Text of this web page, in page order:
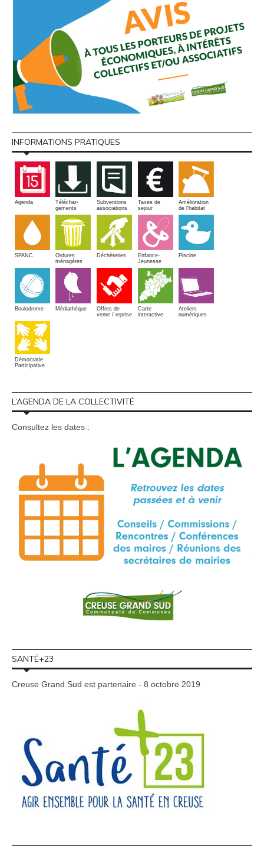
INFORMATIONS PRATIQUES
Agenda
Téléchar-
gements
Subventions
associations
Taxes de
sejour
Amélioration
de l'habitat
SPANC
Ordures
ménagères
Déchèteries
Enfance-
Jeunesse
Piscine
Boulodrome Médiathèque
Offres de
vente / reprise
Carte
interactive
Ateliers
numériques
Démocratie
Participative
L’AGENDA DE LA COLLECTIVITÉ
Consultez les dates :
SANTÉ+23
Creuse Grand Sud est partenaire - 8 octobre 2019